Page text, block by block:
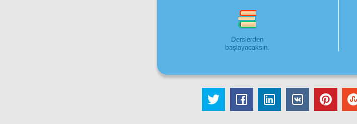
Derslerden
başlayacaksın.